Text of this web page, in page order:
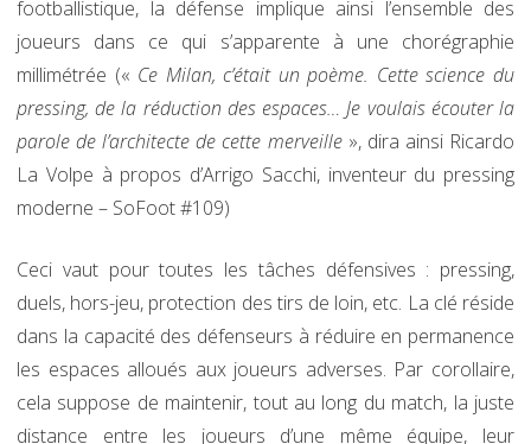
footballistique, la défense implique ainsi l’ensemble des
joueurs dans ce qui s’apparente à une chorégraphie
millimétrée (« Ce Milan, c’était un poème. Cette science du
pressing, de la réduction des espaces… Je voulais écouter la
parole de l’architecte de cette merveille », dira ainsi Ricardo
La Volpe à propos d’Arrigo Sacchi, inventeur du pressing
moderne – SoFoot #109)
Ceci vaut pour toutes les tâches défensives : pressing,
duels, hors-jeu, protection des tirs de loin, etc. La clé réside
dans la capacité des défenseurs à réduire en permanence
les espaces alloués aux joueurs adverses. Par corollaire,
cela suppose de maintenir, tout au long du match, la juste
distance entre les joueurs d’une même équipe, leur